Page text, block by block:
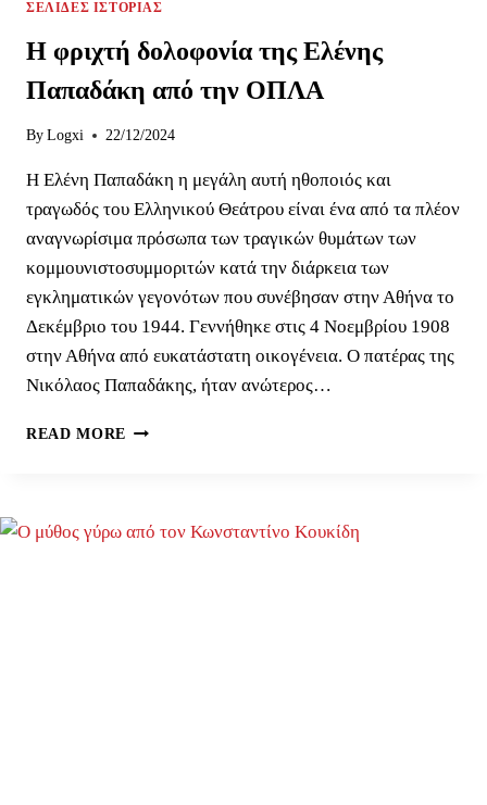
ΣΕΛΊΔΕΣ ΙΣΤΟΡΊΑΣ
Η φριχτή δολοφονία της Ελένης
Παπαδάκη από την ΟΠΛΑ
By Logxi 22/12/2024
Η Ελένη Παπαδάκη η μεγάλη αυτή ηθοποιός και
τραγωδός του Ελληνικού Θεάτρου είναι ένα από τα πλέον
αναγνωρίσιμα πρόσωπα των τραγικών θυμάτων των
κομμουνιστοσυμμοριτών κατά την διάρκεια των
εγκληματικών γεγονότων που συνέβησαν στην Αθήνα το
Δεκέμβριο του 1944. Γεννήθηκε στις 4 Νοεμβρίου 1908
στην Αθήνα από ευκατάστατη οικογένεια. Ο πατέρας της
Νικόλαος Παπαδάκης, ήταν ανώτερος…
READ MORE Η
ΠΑΠΑΔΆΚΗ